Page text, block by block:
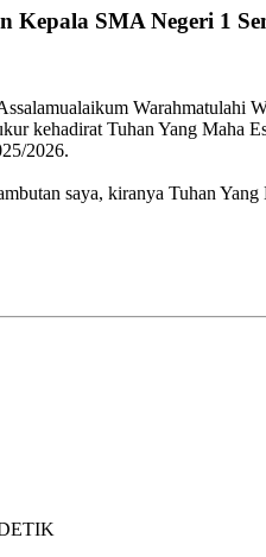
Kepala SMA Negeri 1
Warahmatulahi
kehadirat Tuhan Yang Maha
2026.
saya, kiranya Tuhan